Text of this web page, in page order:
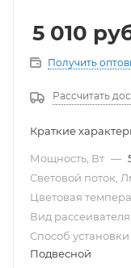
5 010
Получить
Рассчитать
Краткие
Мощность, Вт —
Световой поток,
Цветовая
Вид рассеивателя
Способ установки
Подвесной